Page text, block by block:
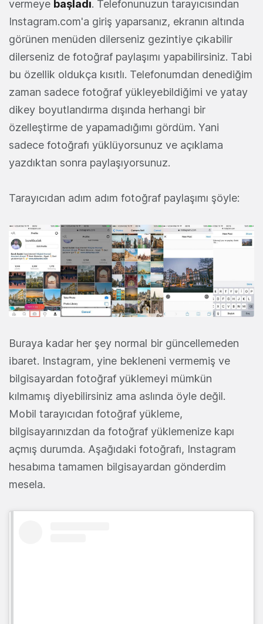
vermeye başladı. Telefonunuzun tarayıcısından
Instagram.com'a giriş yaparsanız, ekranın altında
görünen menüden dilerseniz gezintiye çıkabilir
dilerseniz de fotoğraf paylaşımı yapabilirsiniz. Tabi
bu özellik oldukça kısıtlı. Telefonumdan denediğim
zaman sadece fotoğraf yükleyebildiğimi ve yatay
dikey boyutlandırma dışında herhangi bir
özelleştirme de yapamadığımı gördüm. Yani
sadece fotoğrafı yüklüyorsunuz ve açıklama
yazdıktan sonra paylaşıyorsunuz.
Tarayıcıdan adım adım fotoğraf paylaşımı şöyle:
Buraya kadar her şey normal bir güncellemeden
ibaret. Instagram, yine bekleneni vermemiş ve
bilgisayardan fotoğraf yüklemeyi mümkün
kılmamış diyebilirsiniz ama aslında öyle değil.
Mobil tarayıcıdan fotoğraf yükleme,
bilgisayarınızdan da fotoğraf yüklemenize kapı
açmış durumda. Aşağıdaki fotoğrafı, Instagram
hesabıma tamamen bilgisayardan gönderdim
mesela.